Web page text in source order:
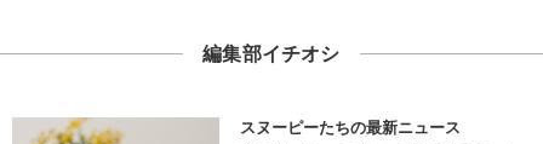
編集部イチオシ
スヌーピーたちの最新ニュース